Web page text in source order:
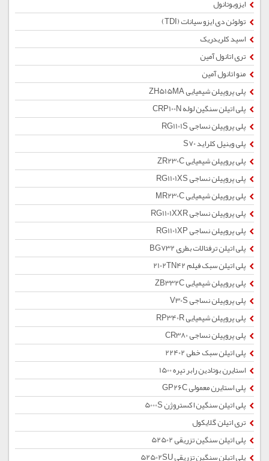
ایزوبوتانول
تولوئن دی ایزو سیانات (TDI)
اسید کلریدریک
تری اتانول آمین
منو اتانول آمین
پلی پروپیلن شیمیایی ZH515MA
پلی اتیلن سنگین لوله CRP100N
پلی پروپیلن نساجی RG1101S
پلی وینیل کلراید S70
پلی پروپیلن شیمیایی ZR230C
پلی پروپیلن نساجی RG1101XS
پلی پروپیلن شیمیایی MR230C
پلی پروپیلن نساجی RG1101XXR
پلی پروپیلن نساجی RG1101XP
پلی اتیلن ترفتالات بطری BG732
پلی اتیلن سبک فیلم 2102TN42
پلی پروپیلن شیمیایی ZB332C
پلی پروپیلن نساجی V30S
پلی پروپیلن شیمیایی RP340R
پلی پروپیلن نساجی CR380
پلی اتیلن سبک خطی 22402
استایرن بوتادین رابر تیره 1500
پلی استایرن معمولی GP26C
پلی اتیلن سنگین اکستروژن 5000S
تری اتیلن گلایکول
پلی اتیلن سنگین تزریقی 52502
پلی اتیلن سنگین تزریقی 52502SU